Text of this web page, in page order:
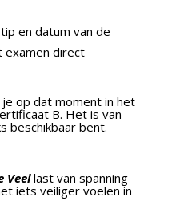
en datum van de
direct
op dat moment in het
B. Het is van
beschikbaar bent.
Veellast van spanning
iets veiliger voelen in